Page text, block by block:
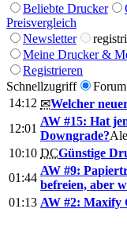
Beliebte Drucker
Preisvergleich
Newsletter
Meine Drucker &
Registrieren
Schnellzugriff
Forum
14:12 ✉Welcher
12:01
AW #15: Hat
Downgrade?
10:10 DCGünstige
01:44
AW #9:
befreien, aber
01:13 AW #2: Maxify